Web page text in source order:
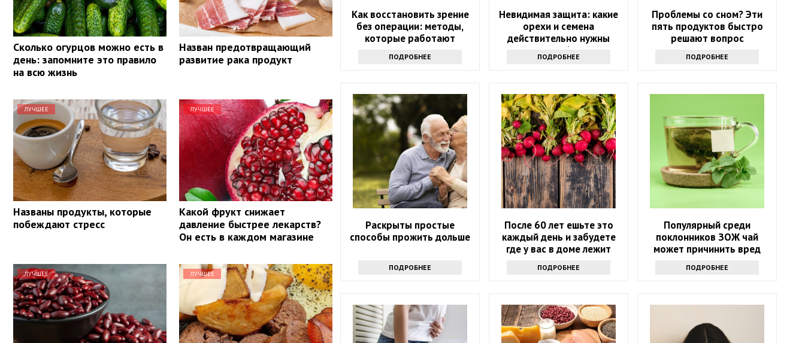
Сколько огурцов можно есть в
день: запомните это правило
на всю жизнь
Назван предотвращающий
развитие рака продукт
ЛУЧШЕЕ
Названы продукты, которые
побеждают стресс
ЛУЧШЕЕ
Какой фрукт снижает
давление быстрее лекарств?
Он есть в каждом магазине
ЛУЧШЕЕ ЛУЧШЕЕ
Как восстановить зрение
без операции: методы,
которые работают
ПОДРОБНЕЕ
Невидимая защита: какие
орехи и семена
действительно нужны
после 60?
ПОДРОБНЕЕ
Проблемы со сном? Эти
пять продуктов быстро
решают вопрос
ПОДРОБНЕЕ
Раскрыты простые
способы прожить дольше
ПОДРОБНЕЕ
После 60 лет ешьте это
каждый день и забудете
где у вас в доме лежит
ПОДРОБНЕЕ
Популярный среди
поклонников ЗОЖ чай
может причинить вред
ПОДРОБНЕЕ